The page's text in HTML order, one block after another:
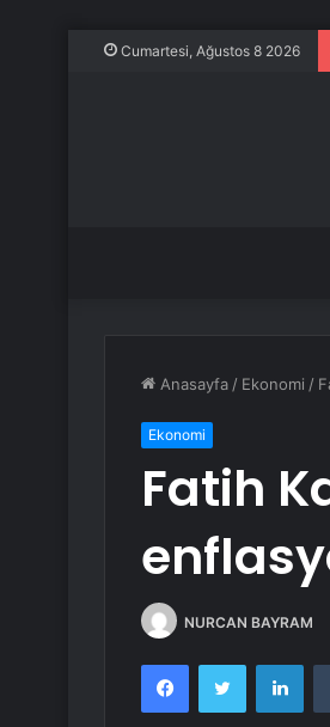
Cumartesi, Ağustos 8 2026
Anasayfa / Ekonomi /
Ekonomi
Fatih
NURCAN BAYRAM
FacebookTwitter